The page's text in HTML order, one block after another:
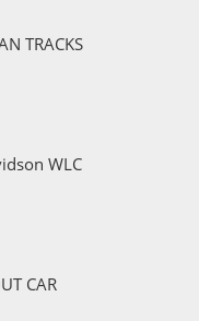
TRACKS
WLC
CAR